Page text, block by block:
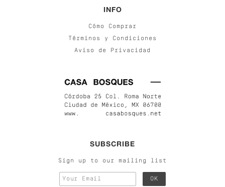
INFO
Cómo Comprar
Términos y Condiciones
Aviso de Privacidad
SUBSCRIBE
Sign up to our mailing list